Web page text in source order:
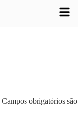
Campos obrigatórios são